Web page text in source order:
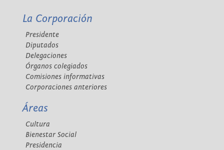
La Corporación
Presidente
Diputados
Delegaciones
Órganos colegiados
Comisiones informativas
Corporaciones anteriores
Áreas
Cultura
Bienestar Social
Presidencia